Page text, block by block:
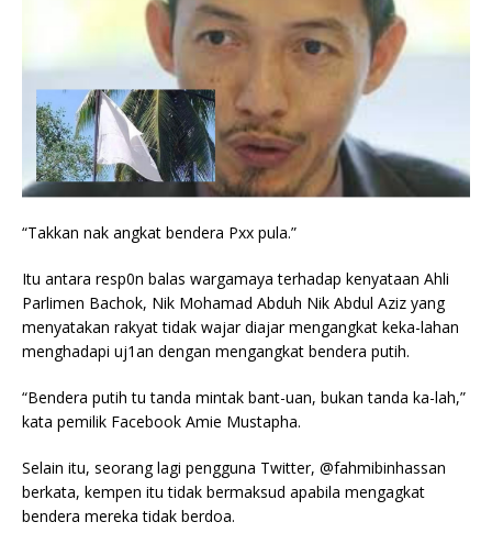
“Takkan nak angkat bendera Pxx pula.”
Itu antara resp0n balas wargamaya terhadap kenyataan Ahli
Parlimen Bachok, Nik Mohamad Abduh Nik Abdul Aziz yang
menyatakan rakyat tidak wajar diajar mengangkat keka-lahan
menghadapi uj1an dengan mengangkat bendera putih.
“Bendera putih tu tanda mintak bant-uan, bukan tanda ka-lah,”
kata pemilik Facebook Amie Mustapha.
Selain itu, seorang lagi pengguna Twitter, @fahmibinhassan
berkata, kempen itu tidak bermaksud apabila mengagkat
bendera mereka tidak berdoa.